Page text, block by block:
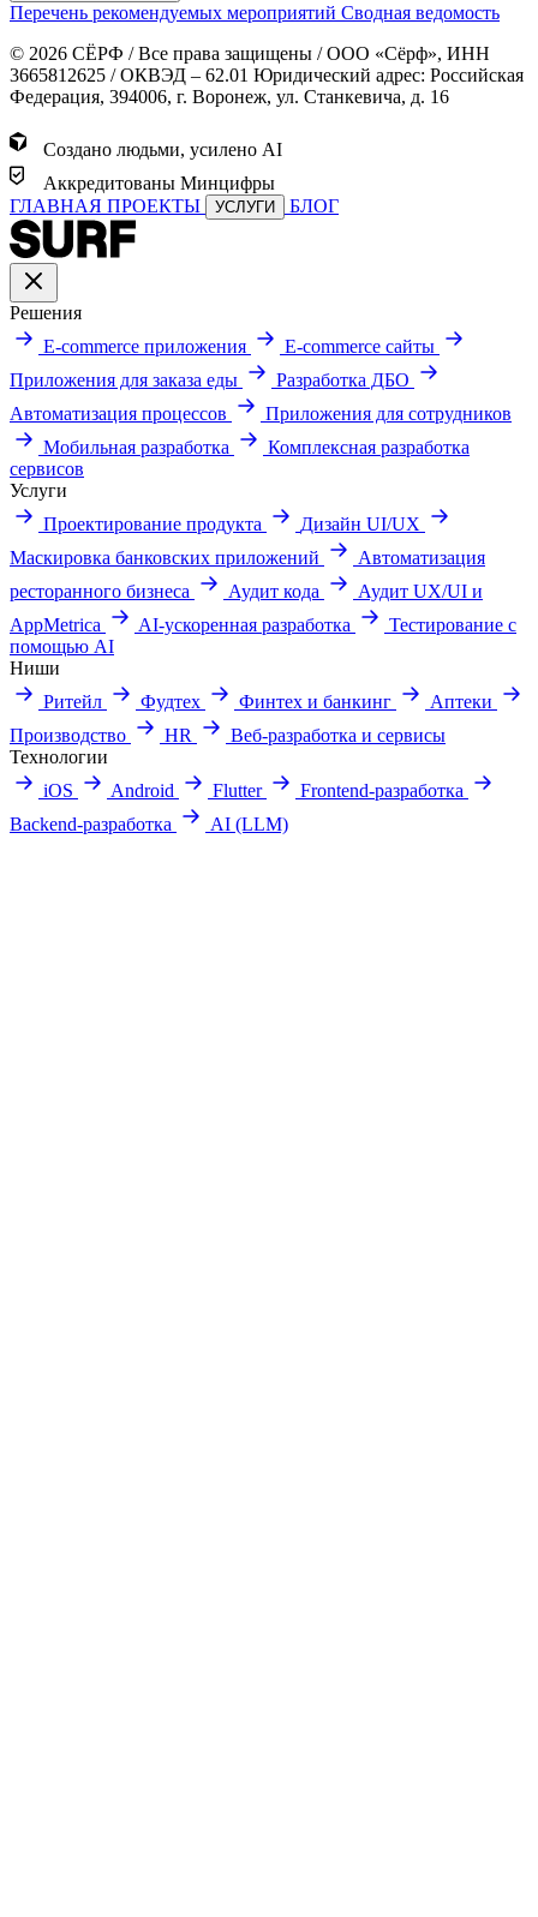
Перечень рекомендуемых мероприятий Сводная ведомость
© 2026 СЁРФ / Все права защищены / ООО «Сёрф», ИНН
3665812625 / ОКВЭД – 62.01 Юридический адрес: Российская
Федерация, 394006, г. Воронеж, ул. Станкевича, д. 16
Создано людьми, усилено AI
Аккредитованы Минцифры
ГЛАВНАЯ ПРОЕКТЫ УСЛУГИ БЛОГ
Решения
E-commerce приложения
E-commerce сайты
Приложения для заказа еды
Разработка ДБО
Автоматизация процессов
Приложения для сотрудников
Мобильная разработка
Комплексная разработка
сервисов
Услуги
Проектирование продукта
Дизайн UI/UX
Маскировка банковских приложений
Автоматизация
ресторанного бизнеса
Аудит кода
Аудит UX/UI и
AppMetrica
AI-ускоренная разработка
Тестирование с
помощью AI
Ниши
Ритейл
Фудтех Финтех и банкинг
Аптеки
Производство
HR
Веб-разработка и сервисы
Технологии
iOS
Android Flutter
Frontend-разработка
Backend-разработка
AI (LLM)